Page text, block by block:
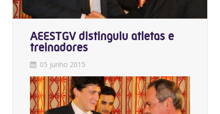
AEESTGV distinguiu atletas e
treinadores
05 junho 2015